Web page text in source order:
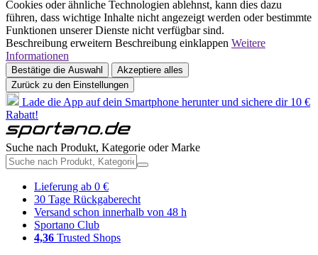
Cookies oder ähnliche Technologien ablehnst, kann dies dazu
führen, dass wichtige Inhalte nicht angezeigt werden oder bestimmte
Funktionen unserer Dienste nicht verfügbar sind.
Beschreibung erweitern Beschreibung einklappen Weitere
Informationen
Bestätige die Auswahl
Akzeptiere alles
Zurück zu den Einstellungen
Lade die App auf dein Smartphone herunter und sichere dir 10 €
Rabatt!
Suche nach Produkt, Kategorie oder Marke
Lieferung ab 0 €
30 Tage Rückgaberecht
Versand schon innerhalb von 48 h
Sportano Club
4,36 Trusted Shops